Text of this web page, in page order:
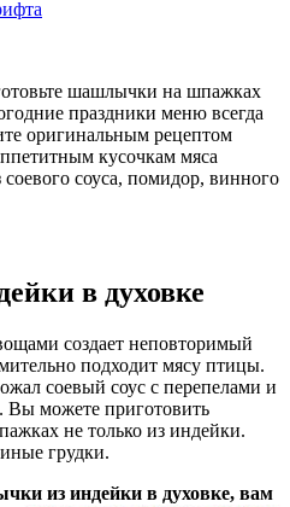
шашлычки на шпажках
праздники меню всегда
оригинальным рецептом
кусочкам мяса
соуса, помидор, винного
в духовке
создает неповторимый
подходит мясу птицы.
соевый соус с перепелами и
Вы можете приготовить
не только из индейки.
грудки.
из индейки в духовке, вам